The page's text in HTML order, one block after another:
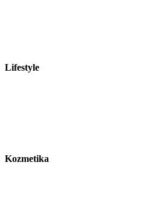
Lifestyle
Kozmetika